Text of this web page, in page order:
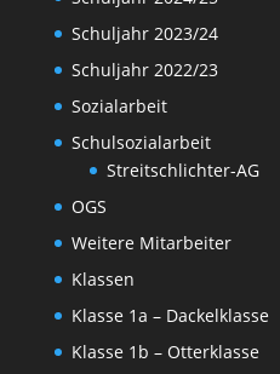
Schuljahr 2023/24
Schuljahr 2022/23
Sozialarbeit
Schulsozialarbeit
Streitschlichter-AG
OGS
Weitere Mitarbeiter
Klassen
Klasse 1a – Dackelklasse
Klasse 1b – Otterklasse